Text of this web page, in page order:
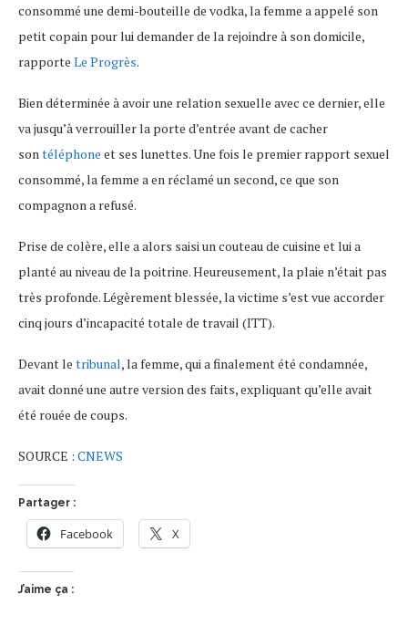
consommé une demi-bouteille de vodka, la femme a appelé son
petit copain pour lui demander de la rejoindre à son domicile,
rapporte Le Progrès.
Bien déterminée à avoir une relation sexuelle avec ce dernier, elle
va jusqu’à verrouiller la porte d’entrée avant de cacher
sontéléphone et ses lunettes. Une fois le premier rapport sexuel
consommé, la femme a en réclamé un second, ce que son
compagnon a refusé.
Prise de colère, elle a alors saisi un couteau de cuisine et lui a
planté au niveau de la poitrine. Heureusement, la plaie n’était pas
très profonde. Légèrement blessée, la victime s’est vue accorder
cinq jours d’incapacité totale de travail (ITT).
Devant le tribunal, la femme, qui a finalement été condamnée,
avait donné une autre version des faits, expliquant qu’elle avait
été rouée de coups.
SOURCE : CNEWS
Partager :
Facebook X
J’aime ça :